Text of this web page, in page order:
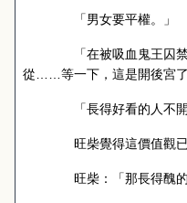
「男女要平權。」
「在被吸血鬼王囚禁
從……等一下，這是開後宮了
「長得好看的人不開
旺柴覺得這價值觀已
旺柴：「那長得醜的